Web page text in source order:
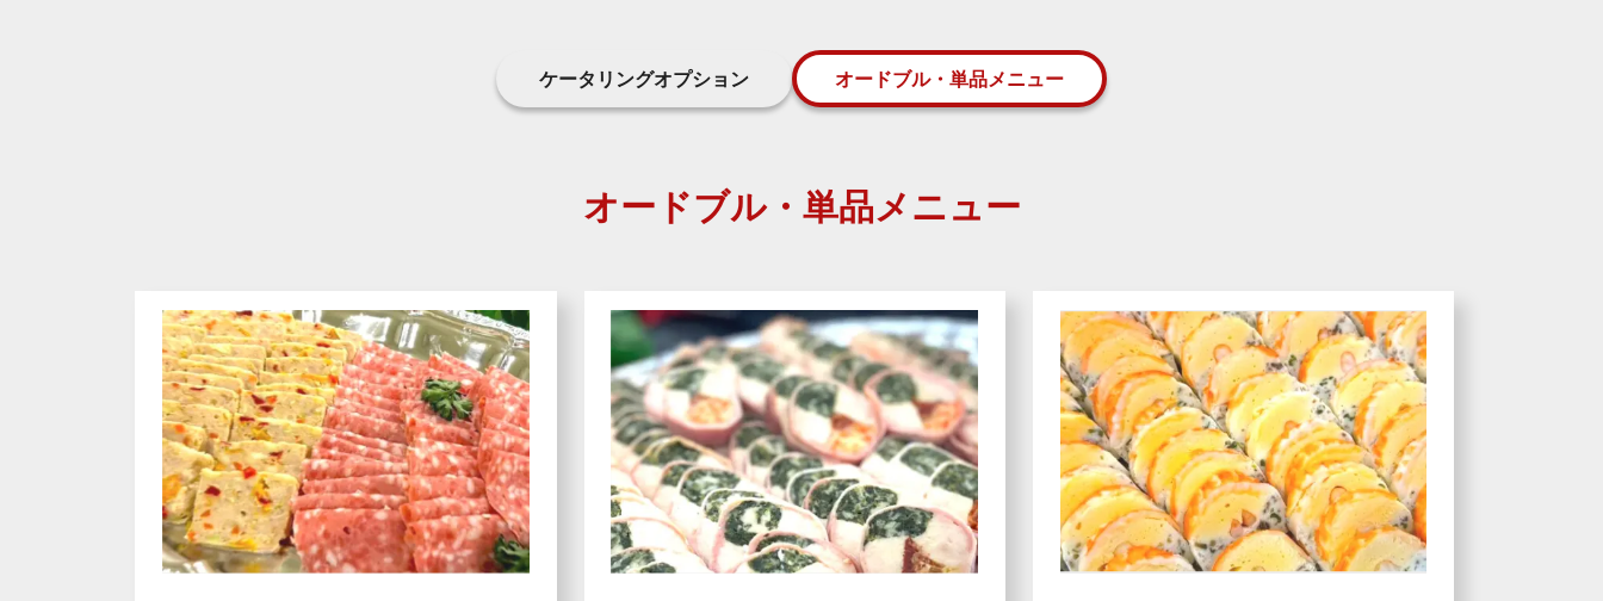
ケータリングオプション オードブル・単品メニュー
オードブル・単品メニュー